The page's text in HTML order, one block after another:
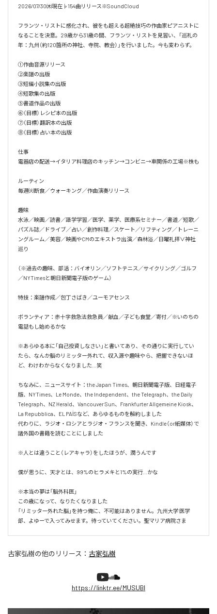
2026/07/30㈭現在♭154曲リリース※SoundCloud
フランツ・リストに感化され、彼をも超える超絶技巧の作曲家ピアニストに
なることを決意。29歳から31歳の間、フランツ・リストを見習い、「巡礼の
年：九州（約120箇所の神社、寺院、教会）」を行いました。今も変わらず。
①作曲音源リリース
②楽譜の出版
③短編小説集の出版
④短歌集の出版
⑤書道作品の出版
⑥（目標）レシピ本の出版
⑦（目標）翻訳本の出版
⑧（目標）占い本の出版
仕事
電器店の配送→イタリア料理店のキッチン→コンビニ→車関係の工場※株も
ルーティン
毎週㈫断食／ウォーキング／作曲演奏リリース
趣味
水泳／映画／読書／語学学習／医学、薬学、医療系セミナー／書道／短歌／
パズル誌／ドライブ／占い／創作料理／スケート／リフティング／トレーニ
ングルーム／美容／映画やCMのエキストラ出演／森林浴／日曜礼拝∨神社
巡り
（※過去の趣味、部活：バイオリン／ソフトテニス／サイクリング／ゴルフ
／NYTimesと朝日新聞電子版のゲーム）
特技：楽譜作成／包丁さばき／ユーモアセンス
ボランティア：赤十字救急法救急員／献血／子ども食堂／寄付／※いのちの
電話もし始めるかな
※あらゆる本に「自己投資しなさい」と書いてあり、その通りに実行してい
たら、なんか脳のリミッター外れて、収入源や趣味やら、把握できないほ
ど、わけわからなくなりました…笑
ちなみに、ニュースサイト：the Japan Times、朝日新聞電子版、日経電子
版、NYTimes、Le Monde、the Independent、the Telegraph、the Daily
Telegraph、NZ Herald、Vancouver Sun、Frankfurter Allgemeine Kiosk、
La Repubblica、EL PAÍSなど、あらゆるものを解約しました
代わりに、ラジオ・ロシアとラジオ・フランスを聞き、Kindle（or紙媒体）で
諸外国の書籍を読むことにしました
※人とは違うこと（レアキャラ）をしたほうが、潤うんです
僕が思うに、天才とは、99%のヒラメキと1%の実行…かな
※本当の夢は「脳外科医」
この歳になって、なりたくなりました
「リミッター外れた脳」を持つ俺に、不可能はありません。九州大学 医学
部、よゆーで入ってみせます。待っていてください。聖マリア病院さま
古家弘樹の他のリリース： 古家弘樹
https://linktr.ee/MUSUBI